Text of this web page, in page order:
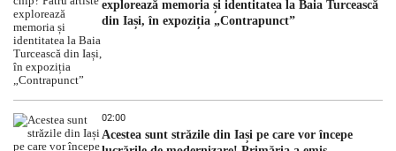
explorează memoria și identitatea la Baia Turcească
din Iași, în expoziția „Contrapunct”
02:00
Acestea sunt străzile din Iași pe care vor începe